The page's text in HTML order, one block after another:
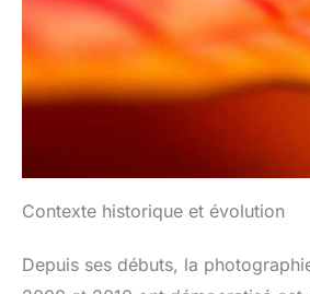
Contexte historique et évolution
Depuis ses débuts, la